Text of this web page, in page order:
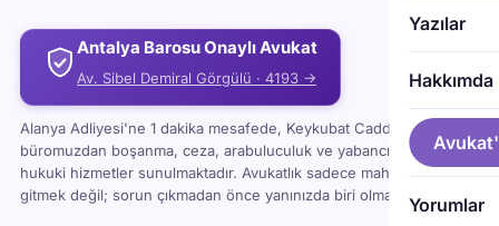
Yazılar
Hakkımda
Yorumlar
yasal hakları nelerdir?
Antalya Barosu Onaylı Avukat
Av. Sibel Demiral Görgülü · 4193 →
Alanya Adliyesi'ne 1 dakika mesafede, Keykubat Caddesi'ndeki
büromuzdan boşanma, ceza, arabuluculuk ve yabancı uyruklu
hukuki hizmetler sunulmaktadır. Avukatlık sadece mahkemeye
gitmek değil; sorun çıkmadan önce yanınızda biri olması demektir.